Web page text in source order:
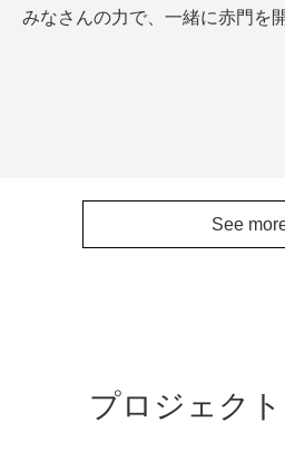
みなさんの力で、一緒に赤門を
See
プロジェク